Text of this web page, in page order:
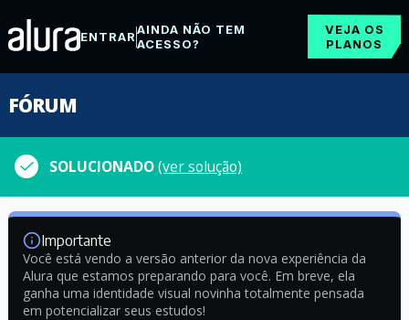
ENTRARAINDA NÃO TEM
ACESSO?
VEJA OS
PLANOS
FÓRUM
SOLUCIONADO(ver solução)
Importante
Você está vendo a versão anterior da nova experiência da
Alura que estamos preparando para você. Em breve, ela
ganha uma identidade visual novinha totalmente pensada
em potencializar seus estudos!